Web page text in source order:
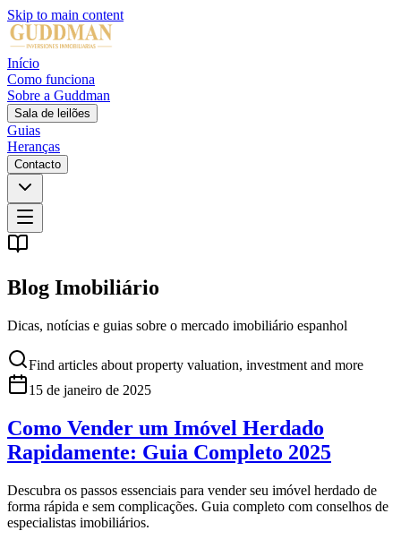
Skip to main content
Início
Como funciona
Sobre a Guddman
Sala de leilões
Guias
Heranças
Contacto
Blog Imobiliário
Dicas, notícias e guias sobre o mercado imobiliário espanhol
Find articles about property valuation, investment and more
15 de janeiro de 2025
Como Vender um Imóvel Herdado
Rapidamente: Guia Completo 2025
Descubra os passos essenciais para vender seu imóvel herdado de
forma rápida e sem complicações. Guia completo com conselhos de
especialistas imobiliários.